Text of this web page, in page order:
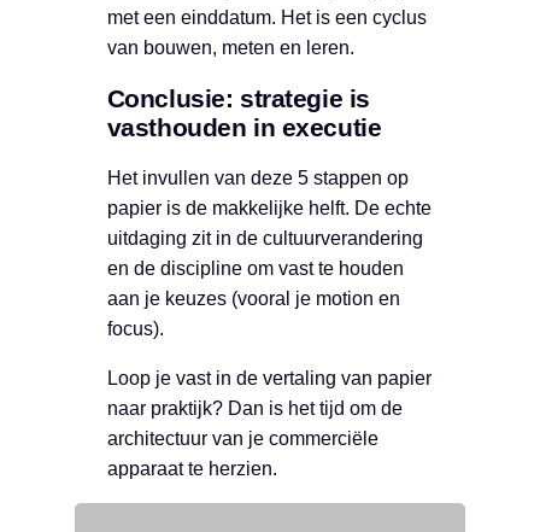
met een einddatum. Het is een cyclus
van bouwen, meten en leren.
Conclusie: strategie is
vasthouden in executie
Het invullen van deze 5 stappen op
papier is de makkelijke helft. De echte
uitdaging zit in de cultuurverandering
en de discipline om vast te houden
aan je keuzes (vooral je motion en
focus).
Loop je vast in de vertaling van papier
naar praktijk? Dan is het tijd om de
architectuur van je commerciële
apparaat te herzien.